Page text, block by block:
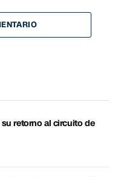
retorno al circuito de